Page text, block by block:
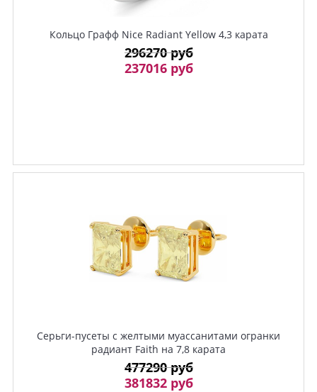
Кольцо Графф Nice Radiant Yellow 4,3 карата
296270 руб
237016 руб
Серьги-пусеты с желтыми муассанитами огранки
радиант Faith на 7,8 карата
477290 руб
381832 руб